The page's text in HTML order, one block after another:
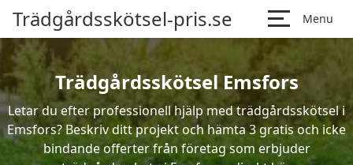
Trädgårdsskötsel-pris.se Menu
Trädgårdsskötsel Emsfors
Letar du efter professionell hjälp med trädgårdsskötsel i
Emsfors? Beskriv ditt projekt och hämta 3 gratis och icke
bindande offerter från företag som erbjuder